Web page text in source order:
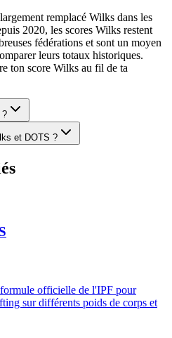
remplacé Wilks dans les
2020, les scores Wilks restent
fédérations et sont un moyen
leurs totaux historiques.
ton score Wilks au fil de ta
?
et DOTS ?
officielle de l'IPF pour
sur différents poids de corps et